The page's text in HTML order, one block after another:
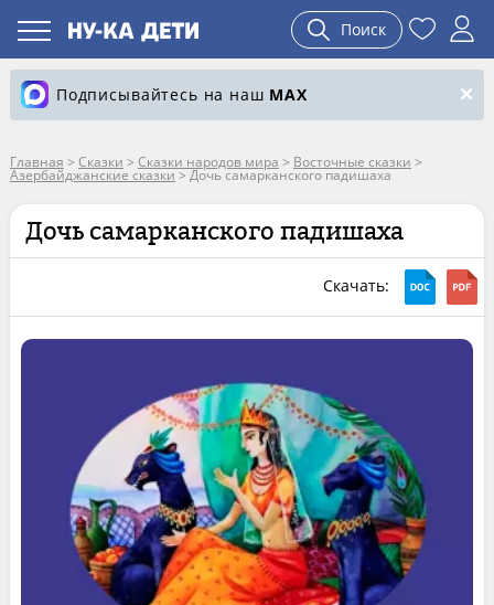
Поиск
Подписывайтесь на наш MAX
Главная > Сказки > Сказки народов мира > Восточные сказки >
Азербайджанские сказки>Дочь самарканского падишаха
Дочь самарканского падишаха
Скачать: